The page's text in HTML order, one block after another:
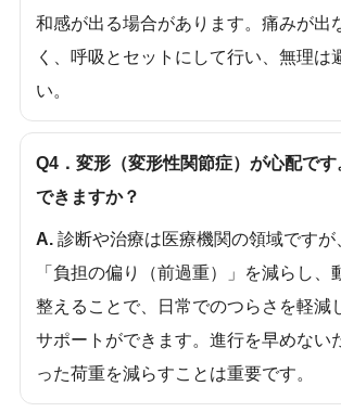
和感が出る場合があります。痛みが出
く、呼吸とセットにして行い、無理は
い。
Q4．変形（変形性関節症）が心配で
できますか？
A.診断や治療は医療機関の領域ですが
「負担の偏り（前過重）」を減らし、
整えることで、日常でのつらさを軽減
サポートができます。進行を早めない
った荷重を減らすことは重要です。